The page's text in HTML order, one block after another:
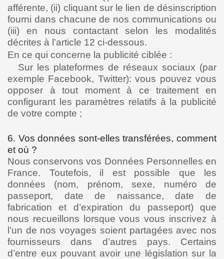
afférente, (ii) cliquant sur le lien de désinscription
fourni dans chacune de nos communications ou
(iii) en nous contactant selon les modalités
décrites à l’article 12 ci-dessous.
En ce qui concerne la publicité ciblée :
Sur les plateformes de réseaux sociaux (par
exemple Facebook, Twitter): vous pouvez vous
opposer à tout moment à ce traitement en
configurant les paramètres relatifs à la publicité
de votre compte ;
6. Vos données sont-elles transférées, comment
et où ?
Nous conservons vos Données Personnelles en
France. Toutefois, il est possible que les
données (nom, prénom, sexe, numéro de
passeport, date de naissance, date de
fabrication et d’expiration du passeport) que
nous recueillons lorsque vous vous inscrivez à
l’un de nos voyages soient partagées avec nos
fournisseurs dans d’autres pays. Certains
d’entre eux pouvant avoir une législation sur la